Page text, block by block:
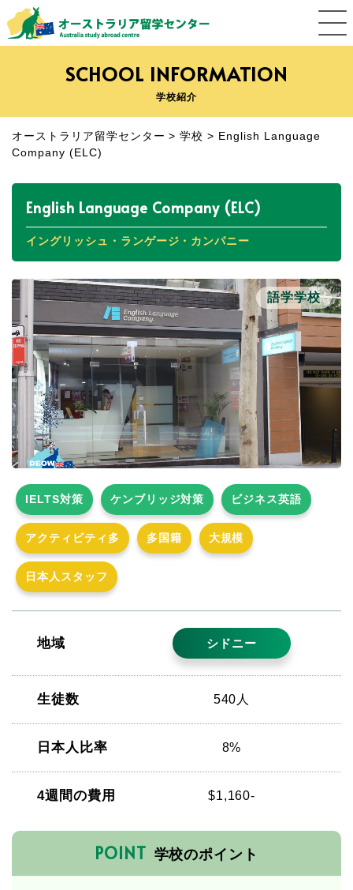
SCHOOL INFORMATION
学校紹介
オーストラリア留学センター >学校 > English Language
Company (ELC)
English Language Company (ELC)
イングリッシュ・ランゲージ・カンパニー
語学学校
IELTS対策 ケンブリッジ対策 ビジネス英語
アクティビティ多 多国籍 大規模
日本人スタッフ
地域 シドニー
生徒数 540人
日本人比率 8%
4週間の費用 $1,160-
POINT 学校のポイント